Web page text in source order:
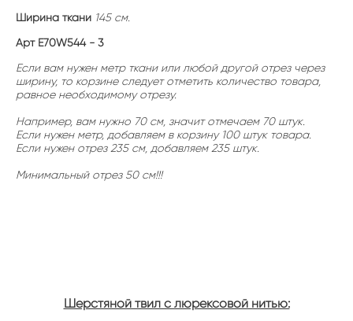
Ширина ткани 145 см.
Арт E70W544 - 3
Если вам нужен метр ткани или любой другой отрез через
ширину, то корзине следует отметить количество товара,
равное необходимому отрезу.
Например, вам нужно 70 см, значит отмечаем 70 штук.
Если нужен метр, добавляем в корзину 100 штук товара.
Если нужен отрез 235 см, добавляем 235 штук.
Минимальный отрез 50 см!!!
Шерстяной твил с люрексовой нитью: